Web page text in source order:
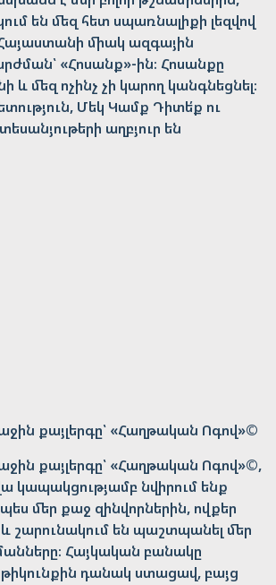
են մեզ հետ սպառնալիքի լեզվով
Հայաստանի միակ ազգային
«Հոսանք»-ին։ Հոսանքը
և մեզ ոչինչ չի կարող կանգնեցնել։
Մեկ Կամք Դիտե՛ք ու
աղբյուր են
քայլերգը՝ «Հաղթական Ոգով»©
քայլերգը՝ «Հաղթական Ոգով»©,
կապակցությամբ նվիրում ենք
մեր քաջ զինվորներին, ովքեր
շարունակում են պաշտպանել մեր
Հայկական բանակը
դանակ ստացավ, բայց